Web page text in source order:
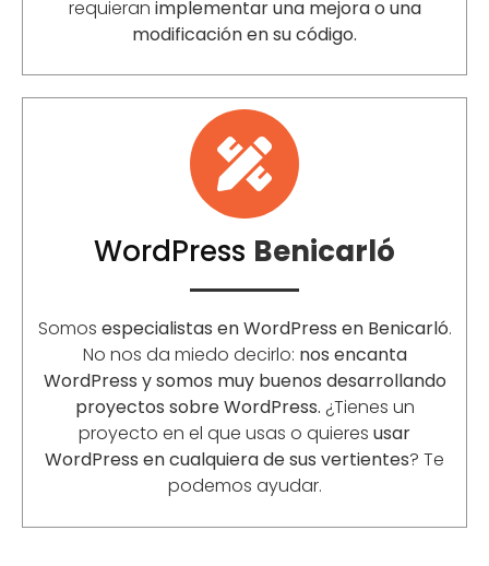
requieran implementar una mejora o una
modificación en su código.
WordPress Benicarló
Somos especialistas en WordPress en Benicarló.
No nos da miedo decirlo: nos encanta
WordPress y somos muy buenos desarrollando
proyectos sobre WordPress. ¿Tienes un
proyecto en el que usas o quieres usar
WordPress en cualquiera de sus vertientes? Te
podemos ayudar.